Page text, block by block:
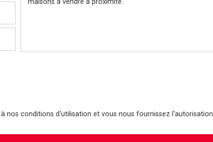
nos conditions d'utilisation et vous nous fournissez l'autorisation